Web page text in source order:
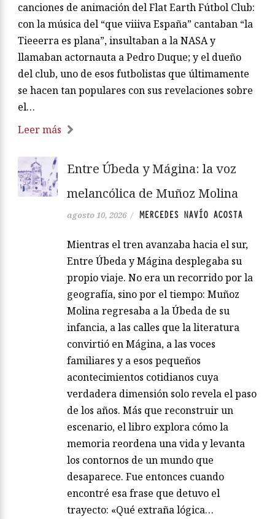
canciones de animación del Flat Earth Fútbol Club:
con la música del “que viiiva España” cantaban “la
Tieeerra es plana”, insultaban a la NASA y
llamaban actornauta a Pedro Duque; y el dueño
del club, uno de esos futbolistas que últimamente
se hacen tan populares con sus revelaciones sobre
el…
Leer más
Entre Úbeda y Mágina: la voz
melancólica de Muñoz Molina
agosto 10, 2026 / MERCEDES NAVÍO ACOSTA
Mientras el tren avanzaba hacia el sur,
Entre Úbeda y Mágina desplegaba su
propio viaje. No era un recorrido por la
geografía, sino por el tiempo: Muñoz
Molina regresaba a la Úbeda de su
infancia, a las calles que la literatura
convirtió en Mágina, a las voces
familiares y a esos pequeños
acontecimientos cotidianos cuya
verdadera dimensión solo revela el paso
de los años. Más que reconstruir un
escenario, el libro explora cómo la
memoria reordena una vida y levanta
los contornos de un mundo que
desaparece. Fue entonces cuando
encontré esa frase que detuvo el
trayecto: «Qué extraña lógica…